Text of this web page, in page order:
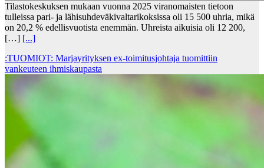
Tilastokeskuksen mukaan vuonna 2025 viranomaisten tietoon
tulleissa pari- ja lähisuhdeväkivaltarikoksissa oli 15 500 uhria, mikä
on 20,2 % edellisvuotista enemmän. Uhreista aikuisia oli 12 200,
[…] [...]
:TUOMIOT: Marjayrityksen ex-toimitusjohtaja tuomittiin
vankeuteen ihmiskaupasta